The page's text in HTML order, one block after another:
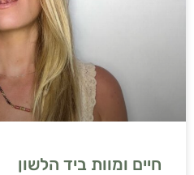
חיים ומוות ביד הלשון